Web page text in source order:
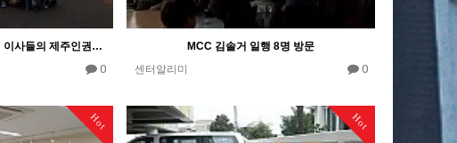
광주인권평화재단의 청소년 이사들의 제주인권평화기행워크숍
0
MCC 김솔거 일행 8명 방문
센터알리미
0
Hot Hot